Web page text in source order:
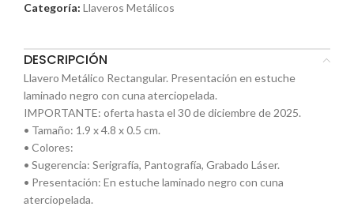
Categoría: Llaveros Metálicos
DESCRIPCIÓN
Llavero Metálico Rectangular. Presentación en estuche
laminado negro con cuna aterciopelada.
IMPORTANTE: oferta hasta el 30 de diciembre de 2025.
• Tamaño: 1.9 x 4.8 x 0.5 cm.
• Colores:
• Sugerencia: Serigrafía, Pantografía, Grabado Láser.
• Presentación: En estuche laminado negro con cuna
aterciopelada.